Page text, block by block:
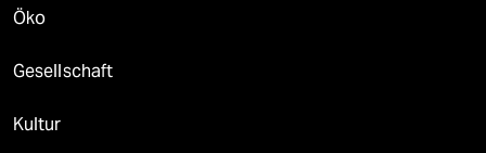
Öko
Gesellschaft
Kultur